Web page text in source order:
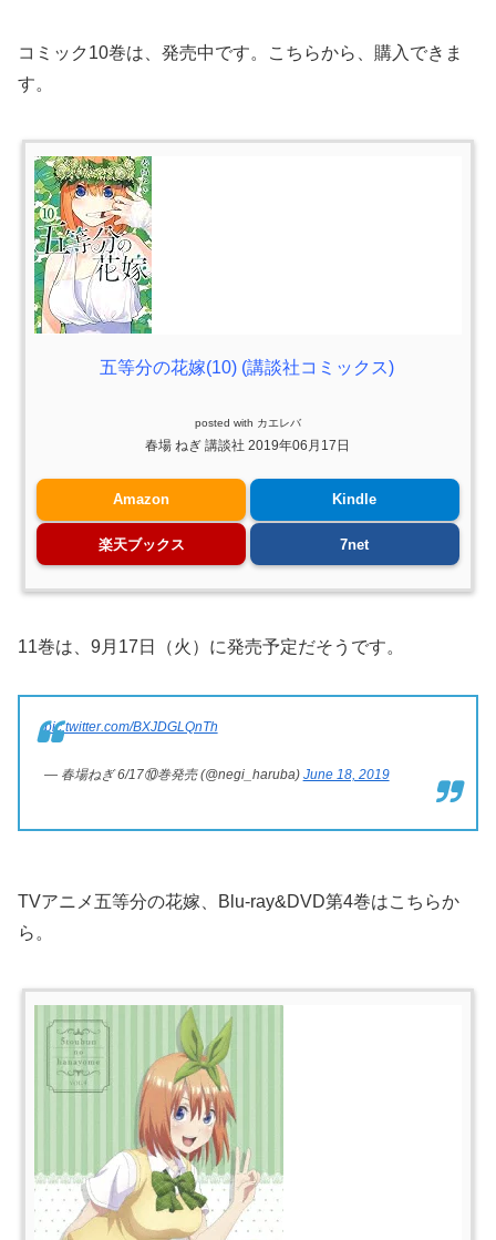
コミック10巻は、発売中です。こちらから、購入できま
す。
五等分の花嫁(10) (講談社コミックス)
posted with カエレバ
春場 ねぎ 講談社 2019年06月17日
Amazon Kindle
楽天ブックス 7net
11巻は、9月17日（火）に発売予定だそうです。
pic.twitter.com/BXJDGLQnTh
— 春場ねぎ 6/17⑩巻発売 (@negi_haruba) June 18, 2019
TVアニメ五等分の花嫁、Blu-ray&DVD第4巻はこちらか
ら。